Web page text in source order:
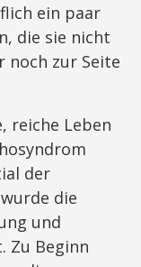
ein paar
die sie nicht
noch zur Seite
reiche Leben
der
die
und
Zu Beginn